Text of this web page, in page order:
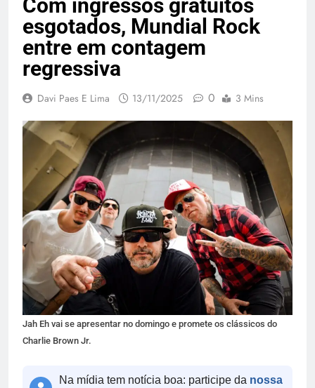
Com ingressos gratuitos
esgotados, Mundial Rock
entre em contagem
regressiva
Davi Paes E Lima 13/11/2025 0 3 Mins
Jah Eh vai se apresentar no domingo e promete os clássicos do
Charlie Brown Jr.
Na mídia tem notícia boa: participe da nossa